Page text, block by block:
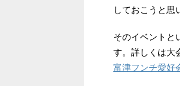
しておこうと思
そのイベントと
す。詳しくは大
富津フンチ愛好